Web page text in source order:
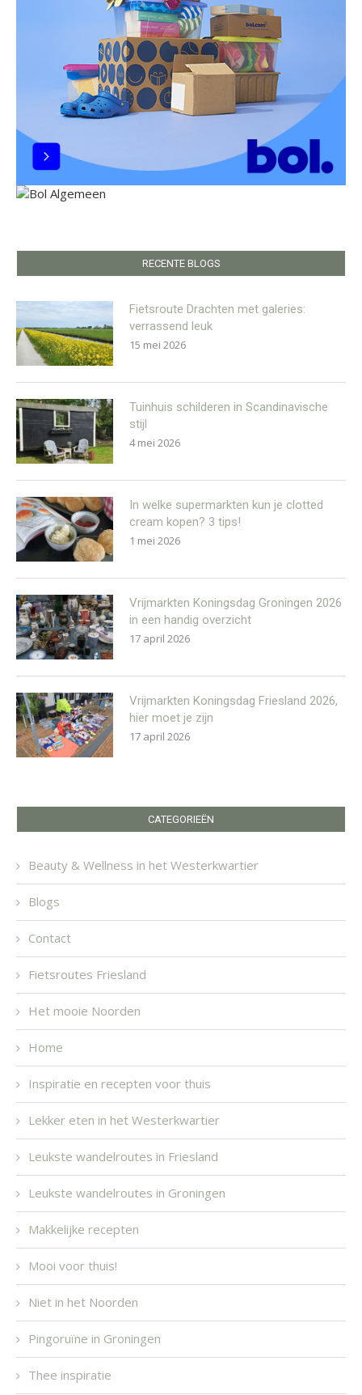
RECENTE BLOGS
Fietsroute Drachten met galeries:
verrassend leuk
15 mei 2026
Tuinhuis schilderen in Scandinavische
stijl
4 mei 2026
In welke supermarkten kun je clotted
cream kopen? 3 tips!
1 mei 2026
Vrijmarkten Koningsdag Groningen 2026
in een handig overzicht
17 april 2026
Vrijmarkten Koningsdag Friesland 2026,
hier moet je zijn
17 april 2026
CATEGORIEËN
Beauty & Wellness in het Westerkwartier
Blogs
Contact
Fietsroutes Friesland
Het mooie Noorden
Home
Inspiratie en recepten voor thuis
Lekker eten in het Westerkwartier
Leukste wandelroutes in Friesland
Leukste wandelroutes in Groningen
Makkelijke recepten
Mooi voor thuis!
Niet in het Noorden
Pingoruïne in Groningen
Thee inspiratie